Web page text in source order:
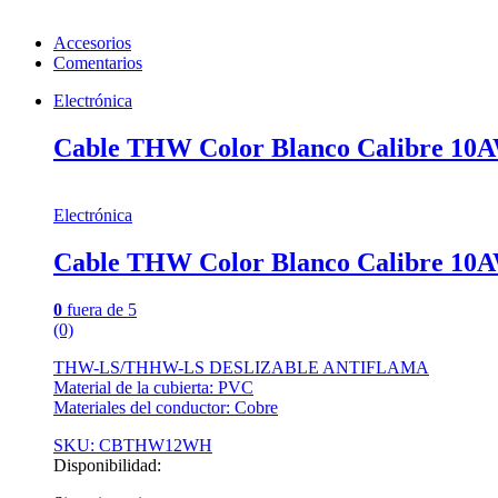
Accesorios
Comentarios
Electrónica
Cable THW Color Blanco Calibre
Electrónica
Cable THW Color Blanco Calibre
0 fuera de 5
(0)
THW-LS/THHW-LS DESLIZABLE ANTIFLAMA
Material de la cubierta: PVC
Materiales del conductor: Cobre
SKU: CBTHW12WH
Disponibilidad: